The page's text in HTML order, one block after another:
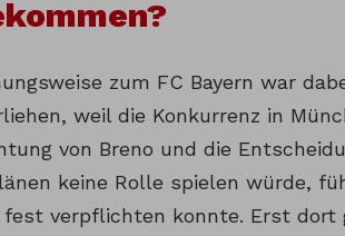
zum FC Bayern war
weil die Konkurrenz in
von Breno und die
keine Rolle spielen würde,
verpflichten konnte. Erst dort